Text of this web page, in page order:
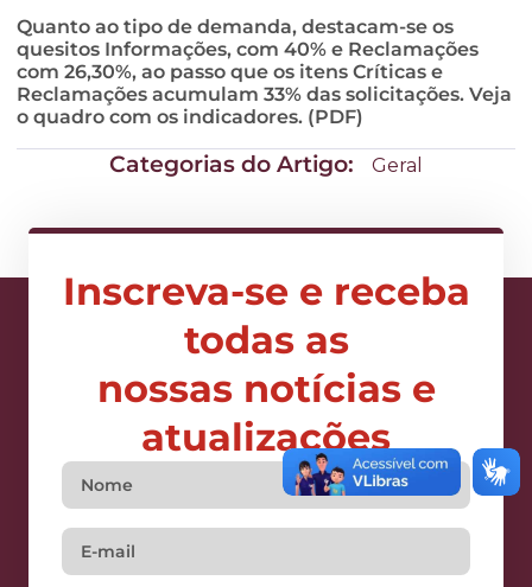
Quanto ao tipo de demanda, destacam-se os
quesitos Informações, com 40% e Reclamações
com 26,30%, ao passo que os itens Críticas e
Reclamações acumulam 33% das solicitações. Veja
o quadro com os indicadores. (PDF)
Categorias do Artigo: Geral
Inscreva-se e receba
todas as
nossas notícias e
atualizações